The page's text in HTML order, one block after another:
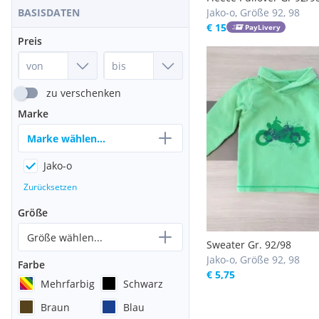
BASISDATEN
Preis
zu verschenken
Marke
Marke wählen...
Jako-o
Zurücksetzen
Größe
Größe wählen...
Farbe
Mehrfarbig
Schwarz
Braun
Blau
Jako-o, Größe 92, 98
€ 15
PayLivery
Sweater Gr. 92/98
Jako-o, Größe 92, 98
€ 5,75